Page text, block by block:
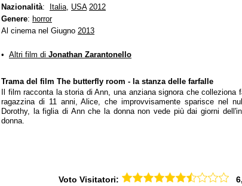
Nazionalità: Italia, USA 2012
Genere: horror
Al cinema nel Giugno 2013
• Altri film di Jonathan Zarantonello
Trama del film The butterfly room - la stanza delle farfalle
Il film racconta la storia di Ann, una anziana signora che
ragazzina di 11 anni, Alice, che improvvisamente sparisce nel
Dorothy, la figlia di Ann che la donna non vede più dai giorni
donna.
Voto Visitatori: